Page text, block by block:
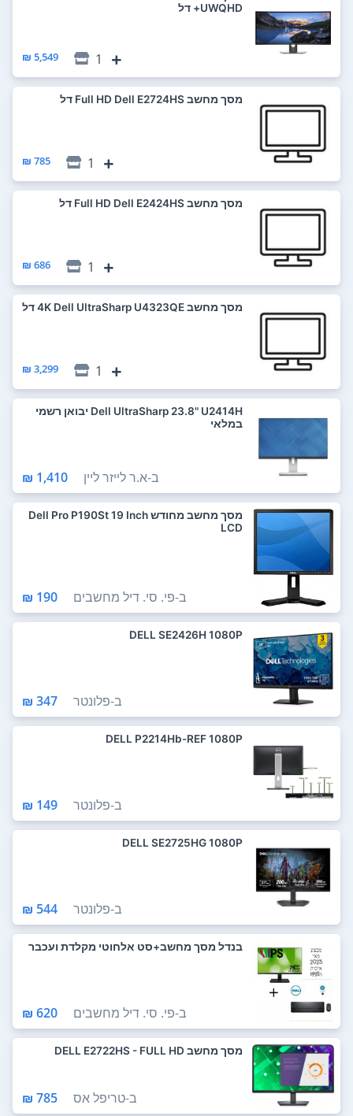
UWQHD+ דל
1
5,549 ₪
מסך מחשב Full HD Dell E2724HS דל
1
785 ₪
מסך מחשב Full HD Dell E2424HS דל
1
686 ₪
מסך מחשב 4K Dell UltraSharp U4323QE דל
1
3,299 ₪
Dell UltraSharp 23.8" U2414H יבואן רשמי
במלאי
ב-א.ר לייזר ליין 1,410 ₪
מסך מחשב מחודש Dell Pro P190St 19 Inch
LCD
ב-פי. סי. דיל מחשבים 190 ₪
DELL SE2426H 1080P
ב-פלונטר 347 ₪
DELL P2214Hb-REF 1080P
ב-פלונטר 149 ₪
DELL SE2725HG 1080P
ב-פלונטר 544 ₪
בנדל מסך מחשב+סט אלחוטי מקלדת ועכבר
ב-פי. סי. דיל מחשבים 620 ₪
מסך מחשב DELL E2722HS - FULL HD
ב-טריפל אס 785 ₪